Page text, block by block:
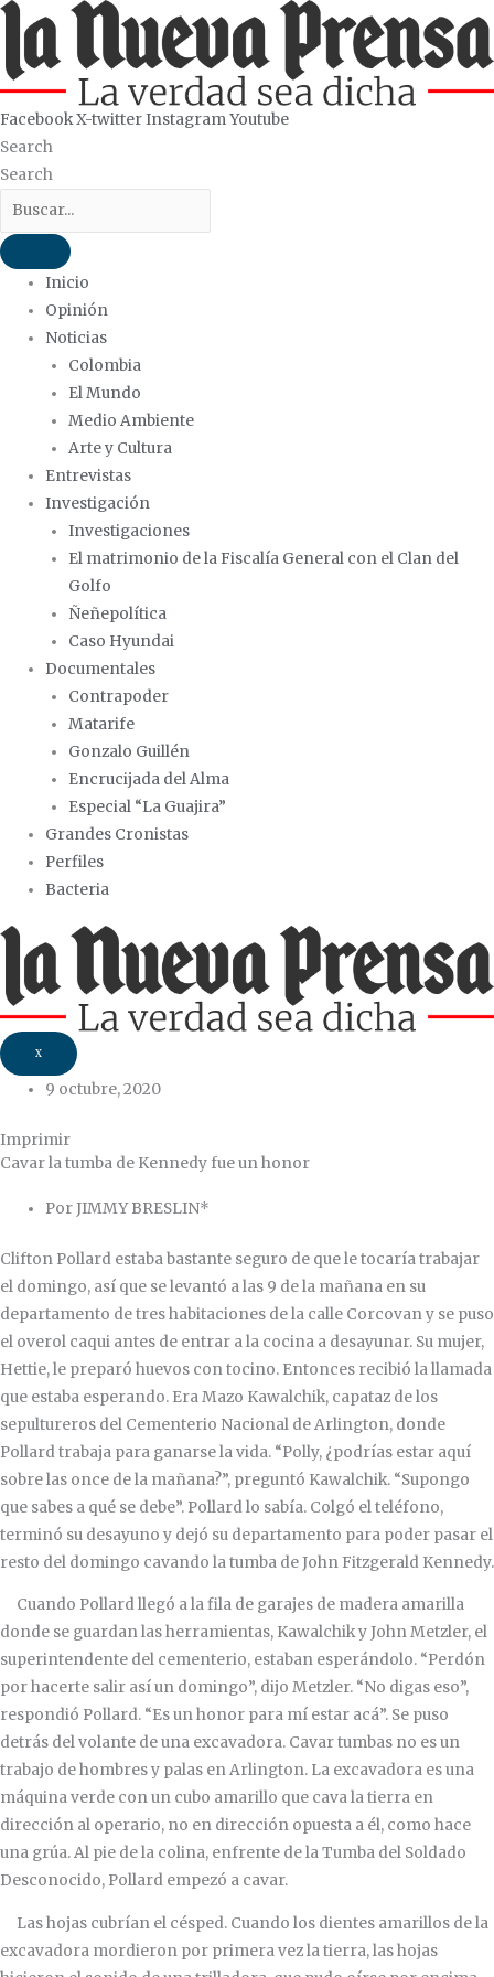
Ir
contenido
FacebookX-twitterInstagramYoutube
Search
Search
Inicio
Opinión
Noticias
Colombia
El Mundo
Medio Ambiente
Arte y Cultura
Entrevistas
Investigación
Investigaciones
El matrimonio de la Fiscalía General con el Clan del
Golfo
Ñeñepolítica
Caso Hyundai
Documentales
Contrapoder
Matarife
Gonzalo Guillén
Encrucijada del Alma
Especial “La Guajira”
Grandes Cronistas
Perfiles
Bacteria
X
9 octubre, 2020
Imprimir
Cavar la tumba de Kennedy fue un honor
Por JIMMY BRESLIN*
Clifton Pollard estaba bastante seguro de que le tocaría trabajar
el domingo, así que se levantó a las 9 de la mañana en su
departamento de tres habitaciones de la calle Corcovan y se puso
el overol caqui antes de entrar a la cocina a desayunar. Su mujer,
Hettie, le preparó huevos con tocino. Entonces recibió la llamada
que estaba esperando. Era Mazo Kawalchik, capataz de los
sepultureros del Cementerio Nacional de Arlington, donde
Pollard trabaja para ganarse la vida. “Polly, ¿podrías estar aquí
sobre las once de la mañana?”, preguntó Kawalchik. “Supongo
que sabes a qué se debe”. Pollard lo sabía. Colgó el teléfono,
terminó su desayuno y dejó su departamento para poder pasar el
resto del domingo cavando la tumba de John Fitzgerald Kennedy.
Cuando Pollard llegó a la fila de garajes de madera amarilla
donde se guardan las herramientas, Kawalchik y John Metzler, el
superintendente del cementerio, estaban esperándolo. “Perdón
por hacerte salir así un domingo”, dijo Metzler. “No digas eso”,
respondió Pollard. “Es un honor para mí estar acá”. Se puso
detrás del volante de una excavadora. Cavar tumbas no es un
trabajo de hombres y palas en Arlington. La excavadora es una
máquina verde con un cubo amarillo que cava la tierra en
dirección al operario, no en dirección opuesta a él, como hace
una grúa. Al pie de la colina, enfrente de la Tumba del Soldado
Desconocido, Pollard empezó a cavar.
Las hojas cubrían el césped. Cuando los dientes amarillos de la
excavadora mordieron por primera vez la tierra, las hojas